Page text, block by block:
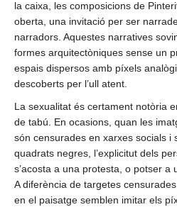
la caixa, les composicions de
oberta, una invitació per ser
narradors. Aquestes narratives
formes arquitectòniques sense un
espais dispersos amb píxels
descoberts per l’ull atent.
La sexualitat és certament notòria
de tabú. En ocasions, quan les
són censurades en xarxes socials i
quadrats negres, l’explicitut dels
s’acosta a una protesta, o potser a
A diferència de targetes
en el paisatge semblen imitar els